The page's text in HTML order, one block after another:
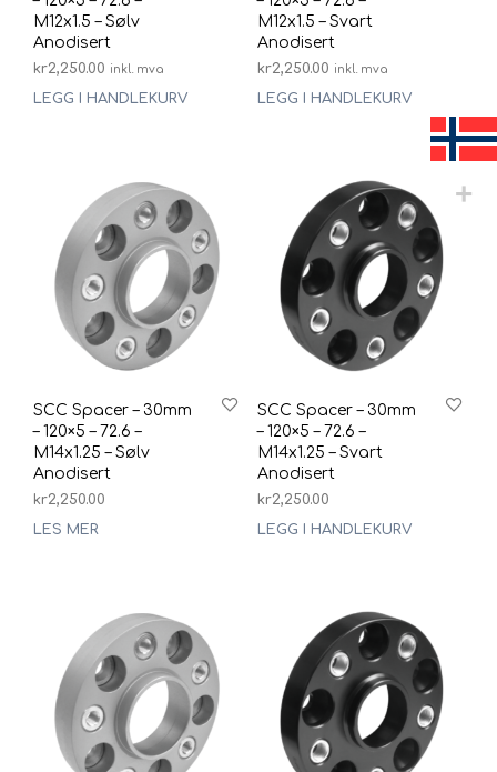
M12x1.5 – Sølv
Anodisert
kr2,250.00 inkl. mva
LEGG I HANDLEKURV
M12x1.5 – Svart
Anodisert
kr2,250.00 inkl. mva
LEGG I HANDLEKURV
SCC Spacer – 30mm
– 120×5 – 72.6 –
M14x1.25 – Sølv
Anodisert
kr2,250.00
LES MER
SCC Spacer – 30mm
– 120×5 – 72.6 –
M14x1.25 – Svart
Anodisert
kr2,250.00
LEGG I HANDLEKURV